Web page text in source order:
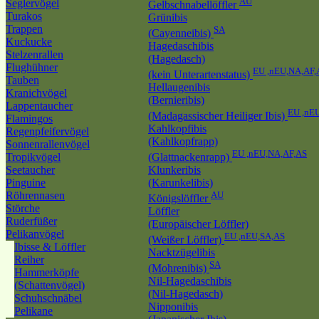
Seglervögel
Turakos
Trappen
Kuckucke
Stelzenrallen
Flughühner
Tauben
Kranichvögel
Lappentaucher
Flamingos
Regenpfeifervögel
Sonnenrallenvögel
Tropikvögel
Seetaucher
Pinguine
Röhrennasen
Störche
Ruderfüßer
Pelikanvögel
Ibisse & Löffler
Reiher
Hammerköpfe
(Schattenvögel)
Schuhschnäbel
Pelikane
Gelbschnabellöffler
Grünibis
(Cayenneibis) SA
Hagedaschibis
(Hagedasch)
(kein Unterartenstatus) EU
Hellaugenibis
(Bernieribis)
(Madagassischer Heiliger Ibis) EU
Kahlkopfibis
(Kahlkopfrapp)
(Glattnackenrapp) EU ,nEU,NA,AF,AS
Klunkeribis
(Karunkelibis)
Königslöffler AU
Löffler
(Europäischer Löffler)
(Weißer Löffler) EU ,nEU,SA,AS
Nacktzügelibis
(Mohrenibis) SA
Nil-Hagedaschibis
(Nil-Hagedasch)
Nipponibis